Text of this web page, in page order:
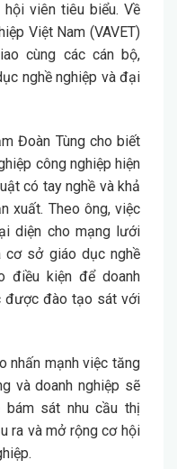
hội viên tiêu biểu. Về
Việt Nam (VAVET)
cùng các cán bộ,
nghề nghiệp và đại
Đoàn Tùng cho biết
công nghiệp hiện
có tay nghề và khả
xuất. Theo ông, việc
diện cho mạng lưới
cơ sở giáo dục nghề
điều kiện để doanh
được đào tạo sát với
nhấn mạnh việc tăng
và doanh nghiệp sẽ
sát nhu cầu thị
ra và mở rộng cơ hội